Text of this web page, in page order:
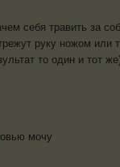
себя травить за
руку ножом или
то один и тот
мочу